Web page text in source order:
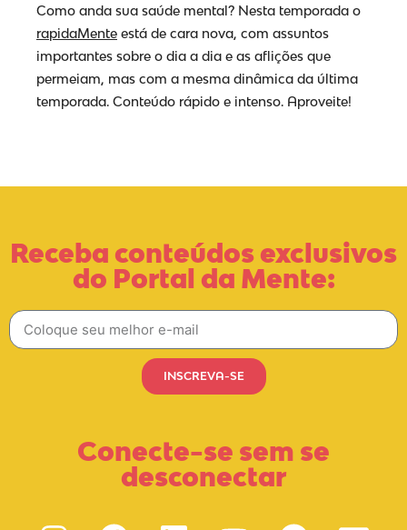
Como anda sua saúde mental? Nesta temporada o
rapidaMente está de cara nova, com assuntos
importantes sobre o dia a dia e as aflições que
permeiam, mas com a mesma dinâmica da última
temporada. Conteúdo rápido e intenso. Aproveite!
Receba conteúdos exclusivos
do Portal da Mente:
INSCREVA-SE
Conecte-se sem se
desconectar